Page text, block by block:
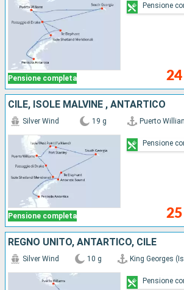
Pensione completa
Pensione
CILE, ISOLE MALVINE , ANTARTICO
Pensione completa
Silver Wind 19 g Puerto
Pensione
REGNO UNITO, ANTARTICO, CILE
Silver Wind 10 g King Georges
Pensione